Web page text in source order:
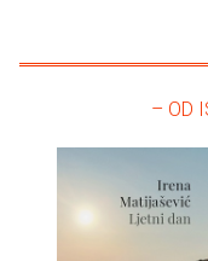
– OD